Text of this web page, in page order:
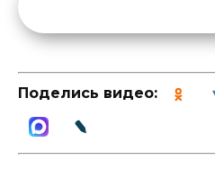
Поделись видео: